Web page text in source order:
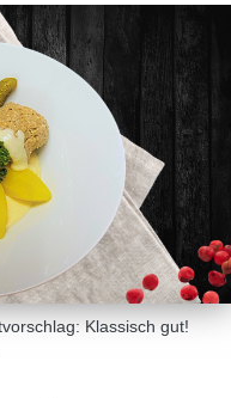
Klassisch gut!